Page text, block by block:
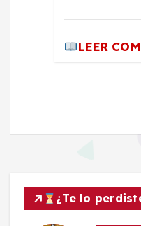
LEER
¿Te lo